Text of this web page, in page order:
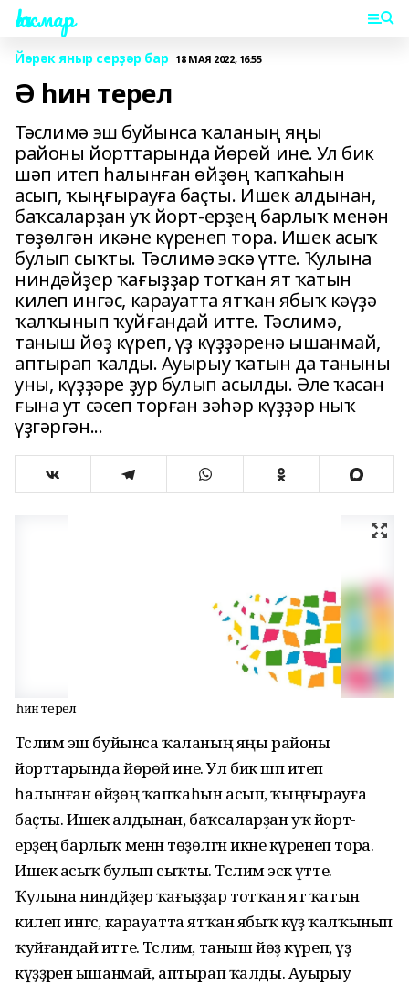
Һаҡмар
Йөрәк яныр серҙәр бар 18 МАЯ 2022, 16:55
Ә һин терел
Тәслимә эш буйынса ҡаланың яңы
районы йорттарында йөрөй ине. Ул бик
шәп итеп һалынған өйҙөң ҡапҡаһын
асып, ҡыңғырауға баҫты. Ишек алдынан,
баҡсаларҙан уҡ йорт-ерҙең барлыҡ менән
төҙөлгән икәне күренеп тора. Ишек асыҡ
булып сыҡты. Тәслимә эскә үтте. Ҡулына
ниндәйҙер ҡағыҙҙар тотҡан ят ҡатын
килеп ингәс, карауатта ятҡан ябыҡ кәүҙә
ҡалҡынып ҡуйғандай итте. Тәслимә,
таныш йөҙ күреп, үҙ күҙҙәренә ышанмай,
аптырап ҡалды. Ауырыу ҡатын да таныны
уны, күҙҙәре ҙур булып асылды. Әле ҡасан
ғына ут сәсеп торған зәһәр күҙҙәр ныҡ
үҙгәргән...
Ә һин терел
Тәслимә эш буйынса ҡаланың яңы районы
йорттарында йөрөй ине. Ул бик шәп итеп
һалынған өйҙөң ҡапҡаһын асып, ҡыңғырауға
баҫты. Ишек алдынан, баҡсаларҙан уҡ йорт-
ерҙең барлыҡ менән төҙөлгән икәне күренеп тора.
Ишек асыҡ булып сыҡты. Тәслимә эскә үтте.
Ҡулына ниндәйҙер ҡағыҙҙар тотҡан ят ҡатын
килеп ингәс, карауатта ятҡан ябыҡ кәүҙә ҡалҡынып
ҡуйғандай итте. Тәслимә, таныш йөҙ күреп, үҙ
күҙҙәренә ышанмай, аптырап ҡалды. Ауырыу